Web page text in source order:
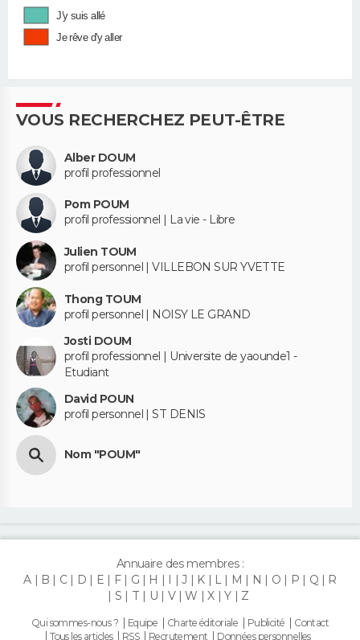
J'y suis allé
Je rêve d'y aller
VOUS RECHERCHEZ PEUT-ÊTRE
Alber DOUM
profil professionnel
Pom POUM
profil professionnel | La vie - Libre
Julien TOUM
profil personnel | VILLEBON SUR YVETTE
Thong TOUM
profil personnel | NOISY LE GRAND
Josti DOUM
profil professionnel | Universite de yaounde1 -
Etudiant
David POUN
profil personnel | ST DENIS
Nom "POUM"
Annuaire des membres :
A
B C D E F G H I J K L M N O P Q
R
S
T U V W X Y Z
Qui sommes-nous ? Equipe Charte éditoriale Publicité
Contact
Tous les articles
RSS Recrutement Données personnelles